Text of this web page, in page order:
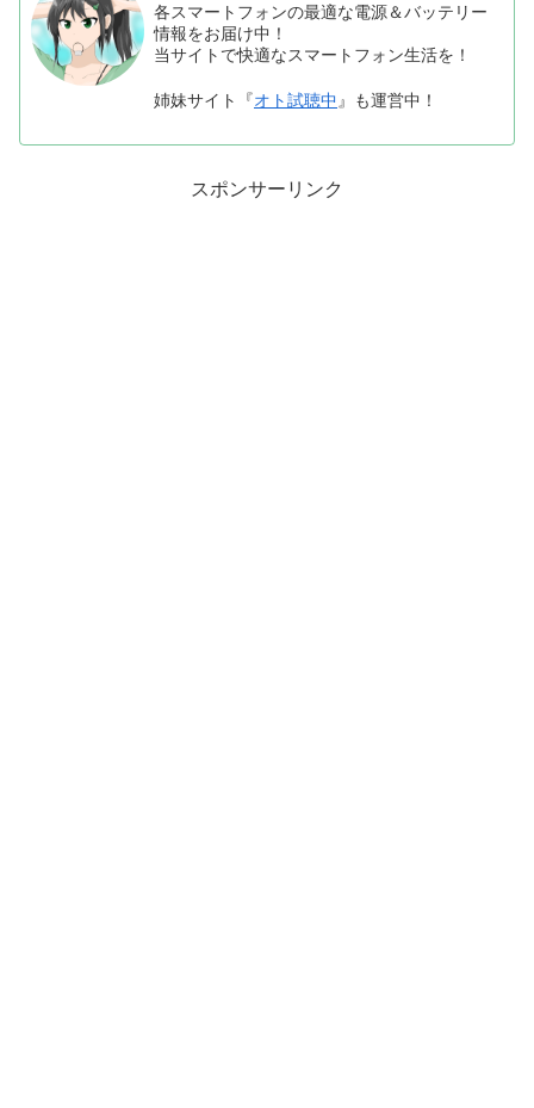
各スマートフォンの最適な電源＆バッテリー
情報をお届け中！
当サイトで快適なスマートフォン生活を！
姉妹サイト『オト試聴中 』も運営中！
スポンサーリンク